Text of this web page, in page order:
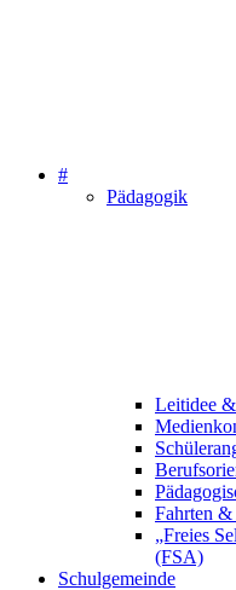
#
Pädagogik
Leitidee
Fahrten &
„Freies
(FSA)
Schulgemeinde